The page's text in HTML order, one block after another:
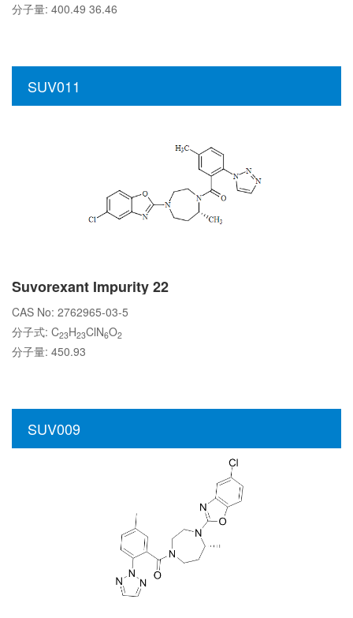
分子量: 400.49 36.46
SUV011
Suvorexant Impurity 22
CAS No: 2762965-03-5
分子式: C23H23ClN6O2
分子量: 450.93
SUV009